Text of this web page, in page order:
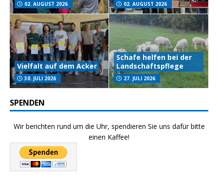
02. AUGUST 2026 02. AUGUST 2026
Vielfalt auf dem Acker
30. JULI 2026
Schafe helfen bei der
Landschaftspflege
27. JULI 2026
SPENDEN
Wir berichten rund um die Uhr, spendieren Sie uns dafür bitte
einen Kaffee!